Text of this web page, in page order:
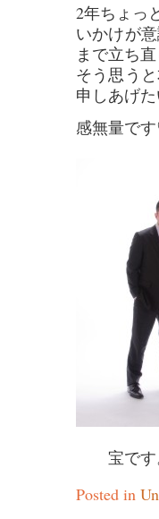
2年ちょっ
いかけが
まで立ち
そう思う
申しあげ
感無量で
宝です
Posted in